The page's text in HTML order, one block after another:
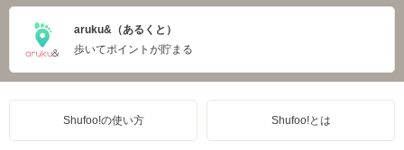
aruku&（あるくと）
歩いてポイントが貯まる
Shufoo!の使い方 Shufoo!とは